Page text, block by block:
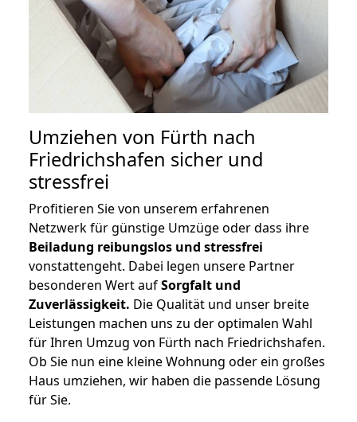
Umziehen von Fürth nach
Friedrichshafen sicher und
stressfrei
Profitieren Sie von unserem erfahrenen
Netzwerk für günstige Umzüge oder dass ihre
Beiladung reibungslos und stressfrei
vonstattengeht. Dabei legen unsere Partner
besonderen Wert aufSorgfalt und
Zuverlässigkeit. Die Qualität und unser breite
Leistungen machen uns zu der optimalen Wahl
für Ihren Umzug von Fürth nach Friedrichshafen.
Ob Sie nun eine kleine Wohnung oder ein großes
Haus umziehen, wir haben die passende Lösung
für Sie.